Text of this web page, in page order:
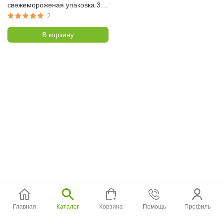
свежемороженая упаковка 300
гр (Зимовье)2
В корзину
Главная Каталог Корзина Помощь Профиль